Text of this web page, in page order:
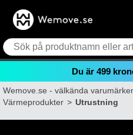
Du är 499
Wemove.se - välkända
Värmeprodukter>Utrustning